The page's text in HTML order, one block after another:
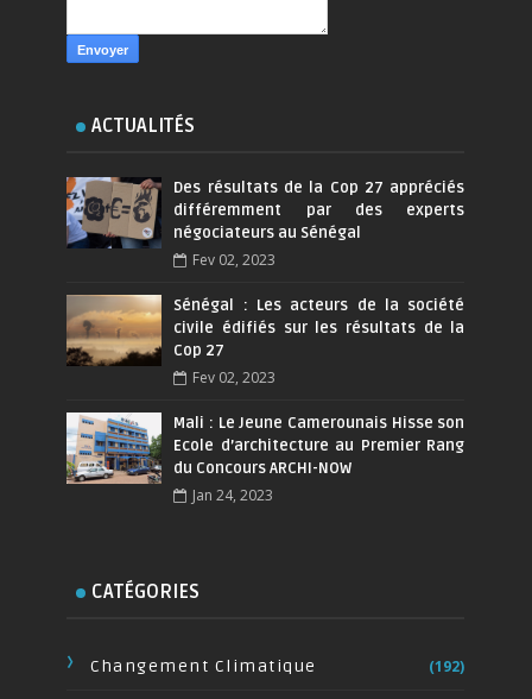
ACTUALITÉS
Des résultats de la Cop 27 appréciés
différemment par des experts
négociateurs au Sénégal
Fev 02, 2023
Sénégal : Les acteurs de la société
civile édifiés sur les résultats de la
Cop 27
Fev 02, 2023
Mali : Le Jeune Camerounais Hisse son
Ecole d’architecture au Premier Rang
du Concours ARCHI-NOW
Jan 24, 2023
CATÉGORIES
Changement Climatique (192)